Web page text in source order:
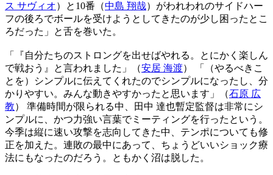
ス サヴィオ）と10番（中島 翔哉）がわれわれのサイドハー
フの後ろでボールを受けようとしてきたのが少し困ったとこ
ろだった」と舌を巻いた。
「『自分たちのストロングを出せばやれる。とにかく楽しん
で戦おう』と言われました」（安居 海渡） 「（やるべきこ
とを）シンプルに伝えてくれたのでシンプルになったし、分
かりやすい。みんな動きやすかったと思います」（石原 広
教） 準備時間が限られる中、田中 達也暫定監督は非常にシ
ンプルに、かつ力強い言葉でミーティングを行ったという。
今季は縦に速い攻撃を志向してきた中、テンポについても修
正を加えた。連敗の最中にあって、ちょうどいいショック療
法にもなったのだろう。ともかく沼は脱した。